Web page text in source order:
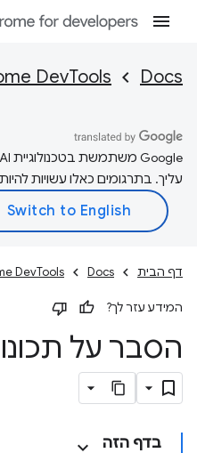
Docs
DevTools
עליך. בתרגומים כאלו עשויות
דף הבית Docs
DevTools
המידע עזר לך?
הסבר על
בדף הזה